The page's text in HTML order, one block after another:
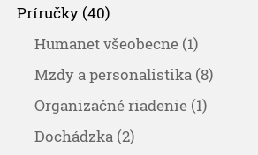
Príručky (40)
Humanet všeobecne (1)
Mzdy a personalistika (8)
Organizačné riadenie (1)
Dochádzka (2)